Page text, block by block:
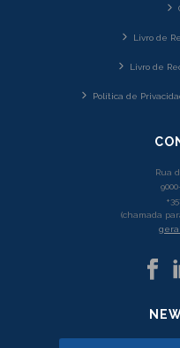
Livro de
Livro de
Política de
Rua
(chamada